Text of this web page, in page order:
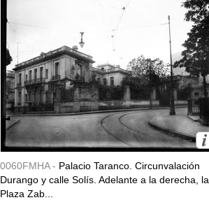
0060FMHA - Palacio Taranco. Circunvalación
Durango y calle Solís. Adelante a la derecha, la
Plaza Zab...